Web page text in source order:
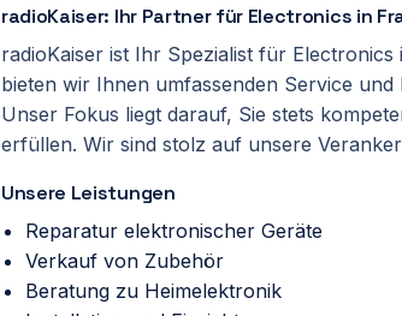
radioKaiser: Ihr Partner für Electronics in
radioKaiser ist Ihr Spezialist für Electronics
bieten wir Ihnen umfassenden Service
Unser Fokus liegt darauf, Sie stets
erfüllen. Wir sind stolz auf unsere
Unsere Leistungen
Reparatur elektronischer Geräte
Verkauf von Zubehör
Beratung zu Heimelektronik